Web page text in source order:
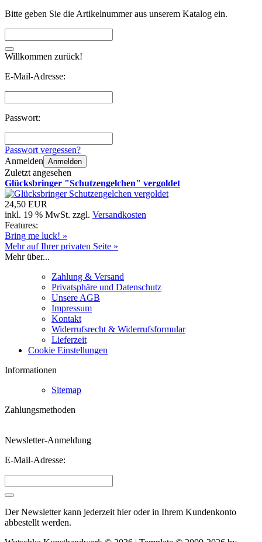
Bitte geben Sie die Artikelnummer aus unserem Katalog ein.
Willkommen zurück!
E-Mail-Adresse:
Passwort:
Passwort vergessen?
Anmelden Anmelden
Zuletzt angesehen
Glücksbringer "Schutzengelchen" vergoldet
24,50 EUR
inkl. 19 % MwSt. zzgl. Versandkosten
Features:
Bring me luck! »
Mehr auf Ihrer privaten Seite »
Mehr über...
Zahlung & Versand
Privatsphäre und Datenschutz
Unsere AGB
Impressum
Kontakt
Widerrufsrecht & Widerrufsformular
Lieferzeit
Cookie Einstellungen
Informationen
Sitemap
Zahlungsmethoden
Newsletter-Anmeldung
E-Mail-Adresse:
Der Newsletter kann jederzeit hier oder in Ihrem Kundenkonto
abbestellt werden.